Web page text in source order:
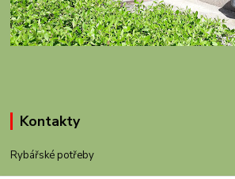
Kontakty
Rybářské potřeby